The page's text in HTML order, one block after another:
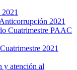
2021
Cuatrimestre PAAC
2021
y atención al